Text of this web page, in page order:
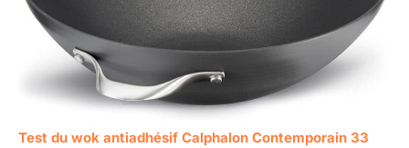
Test du wok antiadhésif Calphalon Contemporain 33